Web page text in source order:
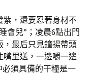
紫，還要忍著身材不
會兒”；凌晨6點出門
，最后只見鐘揚帶頭
里送，一邊嚼一邊
須具備的干糧是一